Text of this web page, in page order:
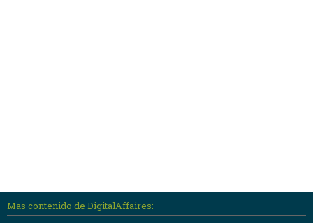
Mas contenido de DigitalAffaires: